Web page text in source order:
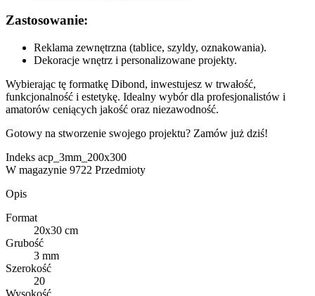
Zastosowanie:
Reklama zewnętrzna (tablice, szyldy, oznakowania).
Dekoracje wnętrz i personalizowane projekty.
Wybierając tę formatkę Dibond, inwestujesz w trwałość,
funkcjonalność i estetykę. Idealny wybór dla profesjonalistów i
amatorów ceniących jakość oraz niezawodność.
Gotowy na stworzenie swojego projektu? Zamów już dziś!
Indeks acp_3mm_200x300
W magazynie 9722 Przedmioty
Opis
Format
20x30 cm
Grubość
3 mm
Szerokość
20
Wysokość